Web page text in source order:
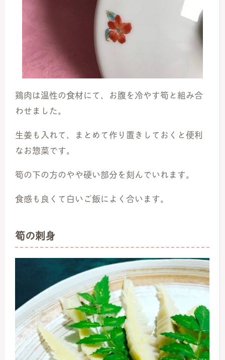
鶏肉は温性の食材にて、お腹を冷やす筍と組み合
わせました。
生姜も入れて、まとめて作り置きしておくと便利
なお惣菜です。
筍の下の方のやや硬い部分を刻んでいれます。
食感も良くて白いご飯によく合います。
筍の刺身